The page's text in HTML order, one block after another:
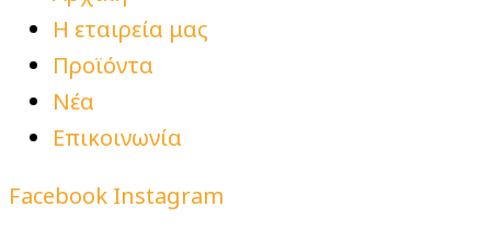
Η εταιρεία μας
Προϊόντα
Νέα
Επικοινωνία
Facebook Instagram